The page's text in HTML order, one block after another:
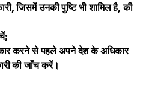
जिसमें उनकी पुष्टि भी शामिल है, की
करने से पहले अपने देश के अधिकार
की जाँच करें।